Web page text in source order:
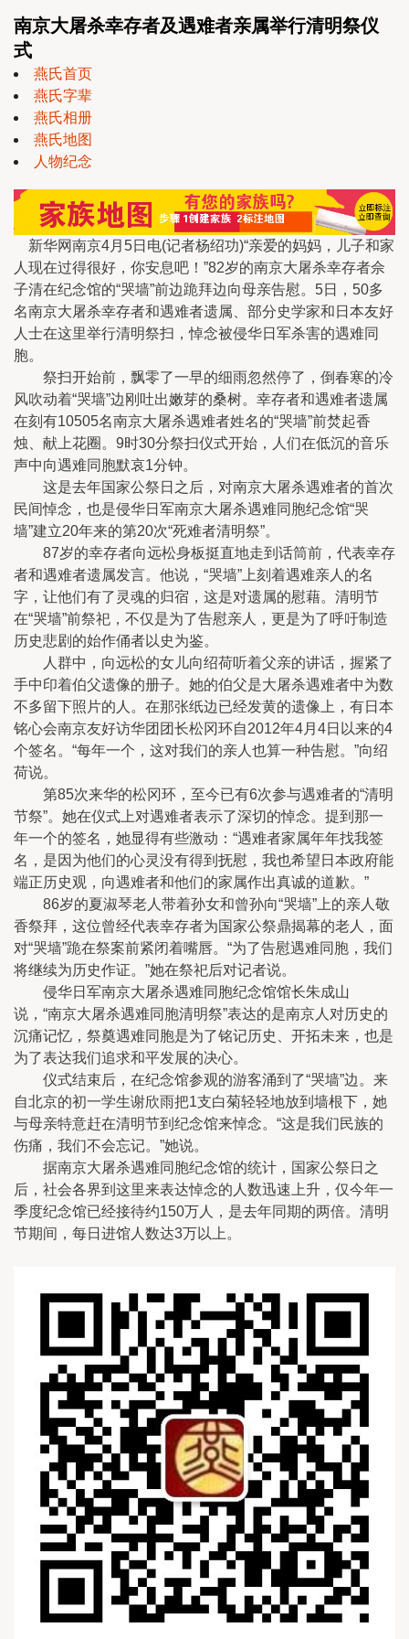
南京大屠杀幸存者及遇难者亲属举行清明祭仪
式
燕氏首页
燕氏字辈
燕氏相册
燕氏地图
人物纪念
新华网南京4月5日电(记者杨绍功)“亲爱的妈妈，儿子和家
人现在过得很好，你安息吧！”82岁的南京大屠杀幸存者佘
子清在纪念馆的“哭墙”前边跪拜边向母亲告慰。5日，50多
名南京大屠杀幸存者和遇难者遗属、部分史学家和日本友好
人士在这里举行清明祭扫，悼念被侵华日军杀害的遇难同
胞。
祭扫开始前，飘零了一早的细雨忽然停了，倒春寒的冷
风吹动着“哭墙”边刚吐出嫩芽的桑树。幸存者和遇难者遗属
在刻有10505名南京大屠杀遇难者姓名的“哭墙”前焚起香
烛、献上花圈。9时30分祭扫仪式开始，人们在低沉的音乐
声中向遇难同胞默哀1分钟。
这是去年国家公祭日之后，对南京大屠杀遇难者的首次
民间悼念，也是侵华日军南京大屠杀遇难同胞纪念馆“哭
墙”建立20年来的第20次“死难者清明祭”。
87岁的幸存者向远松身板挺直地走到话筒前，代表幸存
者和遇难者遗属发言。他说，“哭墙”上刻着遇难亲人的名
字，让他们有了灵魂的归宿，这是对遗属的慰藉。清明节
在“哭墙”前祭祀，不仅是为了告慰亲人，更是为了呼吁制造
历史悲剧的始作俑者以史为鉴。
人群中，向远松的女儿向绍荷听着父亲的讲话，握紧了
手中印着伯父遗像的册子。她的伯父是大屠杀遇难者中为数
不多留下照片的人。在那张纸边已经发黄的遗像上，有日本
铭心会南京友好访华团团长松冈环自2012年4月4日以来的4
个签名。“每年一个，这对我们的亲人也算一种告慰。”向绍
荷说。
第85次来华的松冈环，至今已有6次参与遇难者的“清明
节祭”。她在仪式上对遇难者表示了深切的悼念。提到那一
年一个的签名，她显得有些激动：“遇难者家属年年找我签
名，是因为他们的心灵没有得到抚慰，我也希望日本政府能
端正历史观，向遇难者和他们的家属作出真诚的道歉。”
86岁的夏淑琴老人带着孙女和曾孙向“哭墙”上的亲人敬
香祭拜，这位曾经代表幸存者为国家公祭鼎揭幕的老人，面
对“哭墙”跪在祭案前紧闭着嘴唇。“为了告慰遇难同胞，我们
将继续为历史作证。”她在祭祀后对记者说。
侵华日军南京大屠杀遇难同胞纪念馆馆长朱成山
说，“南京大屠杀遇难同胞清明祭”表达的是南京人对历史的
沉痛记忆，祭奠遇难同胞是为了铭记历史、开拓未来，也是
为了表达我们追求和平发展的决心。
仪式结束后，在纪念馆参观的游客涌到了“哭墙”边。来
自北京的初一学生谢欣雨把1支白菊轻轻地放到墙根下，她
与母亲特意赶在清明节到纪念馆来悼念。“这是我们民族的
伤痛，我们不会忘记。”她说。
据南京大屠杀遇难同胞纪念馆的统计，国家公祭日之
后，社会各界到这里来表达悼念的人数迅速上升，仅今年一
季度纪念馆已经接待约150万人，是去年同期的两倍。清明
节期间，每日进馆人数达3万以上。